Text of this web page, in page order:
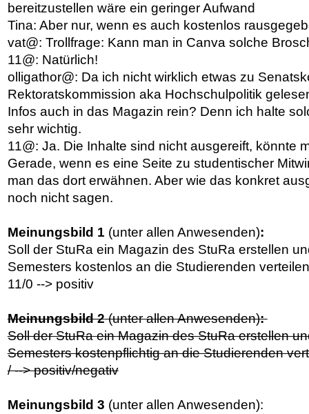
bereitzustellen wäre ein geringer Aufwand
Tina: Aber nur, wenn es auch kostenlos
vat@: Trollfrage: Kann man in Canva solche
11@: Natürlich!
olligathor@: Da ich nicht wirklich etwas zu
Rektoratskommission aka Hochschulpolitik
Infos auch in das Magazin rein? Denn ich halte
sehr wichtig.
11@: Ja. Die Inhalte sind nicht ausgereift, könnte
Gerade, wenn es eine Seite zu studentischer
man das dort erwähnen. Aber wie das konkret
noch nicht sagen.
Meinungsbild 1 (unter allen Anwesenden):
Soll der StuRa ein Magazin des StuRa erstellen
Semesters kostenlos an die Studierenden
11/0 --> positiv
Meinungsbild 2(unter allen Anwesenden):
Soll der StuRa ein Magazin des StuRa erstellen
Semesters kostenpflichtig an die Studierenden
/ --> positiv/negativ
Meinungsbild 3 (unter allen Anwesenden):